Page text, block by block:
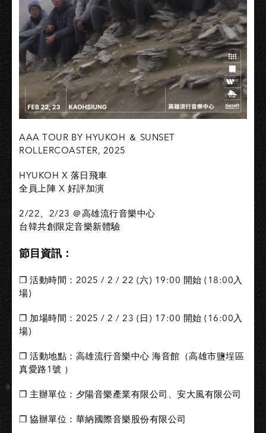
AAA TOUR BY HYUKOH ＆ SUNSET
ROLLERCOASTER, 2025
HYUKOH X 落日飛車
全員上陣 X 好評加演
2/22、2/23 ＠高雄流行音樂中心
台韓共創限定音樂新體驗
節目資訊：
❐ 活動時間：2025 / 2 / 22 (六) 19:00 開始 (18:00入
場)
❐ 加場時間：2025 / 2 / 23 (日) 17:00 開始 (16:00入
場)
❐ 活動地點：高雄流行音樂中心 海音館（高雄市鹽埕區
真愛路1號 ）
❐ 主辦單位：夕陽音樂產業有限公司、安大風有限公司
❐ 協辦單位：華納國際音樂股份有限公司